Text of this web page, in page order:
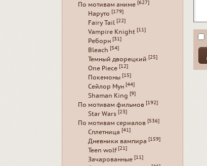
По мотивам аниме [627]
Наруто [179]
Fairy Tail [22]
Vampire Knight [11]
Реборн [31]
Bleach [54]
Темный дворецкий [25]
One Piece [12]
Покемоны [15]
Сейлор Мун [44]
Shaman King [9]
По мотивам фильмов [192]
Star Wars [23]
По мотивам сериалов [536]
Сплетница [41]
Дневники вампира [159]
Teen wolf [21]
Зачарованные [11]